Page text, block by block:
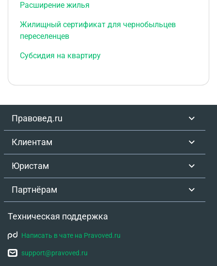
Расширение жилья
Жилищный сертификат для чернобыльцев
переселенцев
Субсидия на квартиру
Правовед.ru
Клиентам
Юристам
Партнёрам
Техническая поддержка
Написать в чате на Pravoved.ru
support@pravoved.ru